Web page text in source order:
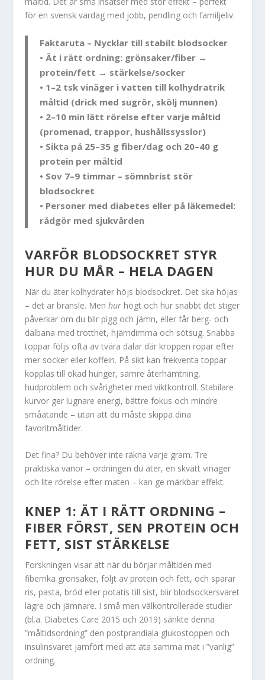
för en svensk vardag med jobb, pendling och familjeliv.
Faktaruta – Nycklar till stabilt blodsocker
• Ät i rätt ordning: grönsaker/fiber →
protein/fett → stärkelse/socker
• 1–2 tsk vinäger i vatten till kolhydratrik
måltid (drick med sugrör, skölj munnen)
• 2–10 min lätt rörelse efter varje måltid
(promenad, trappor, hushållssysslor)
• Sikta på 25–35 g fiber/dag och 20–40 g
protein per måltid
• Sov 7–9 timmar – sömnbrist stör
blodsockret
• Personer med diabetes eller på läkemedel:
rådgör med sjukvården
VARFÖR BLODSOCKRET STYR
HUR DU MÅR – HELA DAGEN
När du äter kolhydrater höjs blodsockret. Det ska höjas
– det är bränsle. Menhur högt och hur snabbt det stiger
påverkar om du blir pigg och jämn, eller får berg- och
dalbana med trötthet, hjärndimma och sötsug. Snabba
toppar följs ofta av tvära dalar där kroppen ropar efter
mer socker eller koffein. På sikt kan frekventa toppar
kopplas till ökad hunger, sämre återhämtning,
hudproblem och svårigheter med viktkontroll. Stabilare
kurvor ger lugnare energi, bättre fokus och mindre
småätande – utan att du måste skippa dina
favoritmåltider.
Det fina? Du behöver inte räkna varje gram. Tre
praktiska vanor – ordningen du äter, en skvätt vinäger
och lite rörelse efter maten – kan ge märkbar effekt.
KNEP 1: ÄT I RÄTT ORDNING –
FIBER FÖRST, SEN PROTEIN OCH
FETT, SIST STÄRKELSE
Forskningen visar att när du börjar måltiden med
fiberrika grönsaker, följt av protein och fett, och sparar
ris, pasta, bröd eller potatis till sist, blir blodsockersvaret
lägre och jämnare. I små men välkontrollerade studier
(bl.a. Diabetes Care 2015 och 2019) sänkte denna
”måltidsordning” den postprandiala glukostoppen och
insulinsvaret jämfört med att äta samma mat i ”vanlig”
ordning.